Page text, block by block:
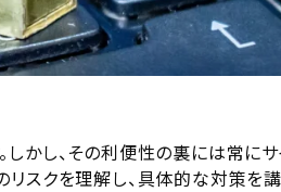
かし、その利便性の裏には常に
リスクを理解し、具体的な対策を